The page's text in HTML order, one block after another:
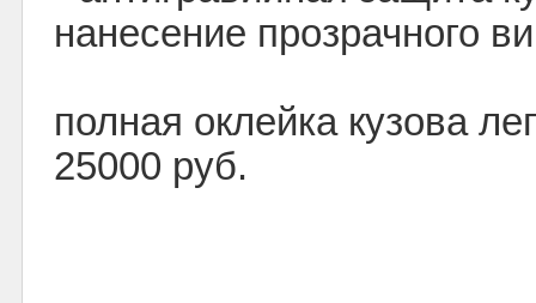
нанесение прозрачного
полная оклейка кузова
25000 руб.